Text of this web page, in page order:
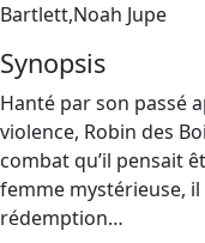
Bartlett,Noah Jupe
Synopsis
Hanté par son passé
violence, Robin des
combat qu’il pensait
femme mystérieuse,
rédemption…